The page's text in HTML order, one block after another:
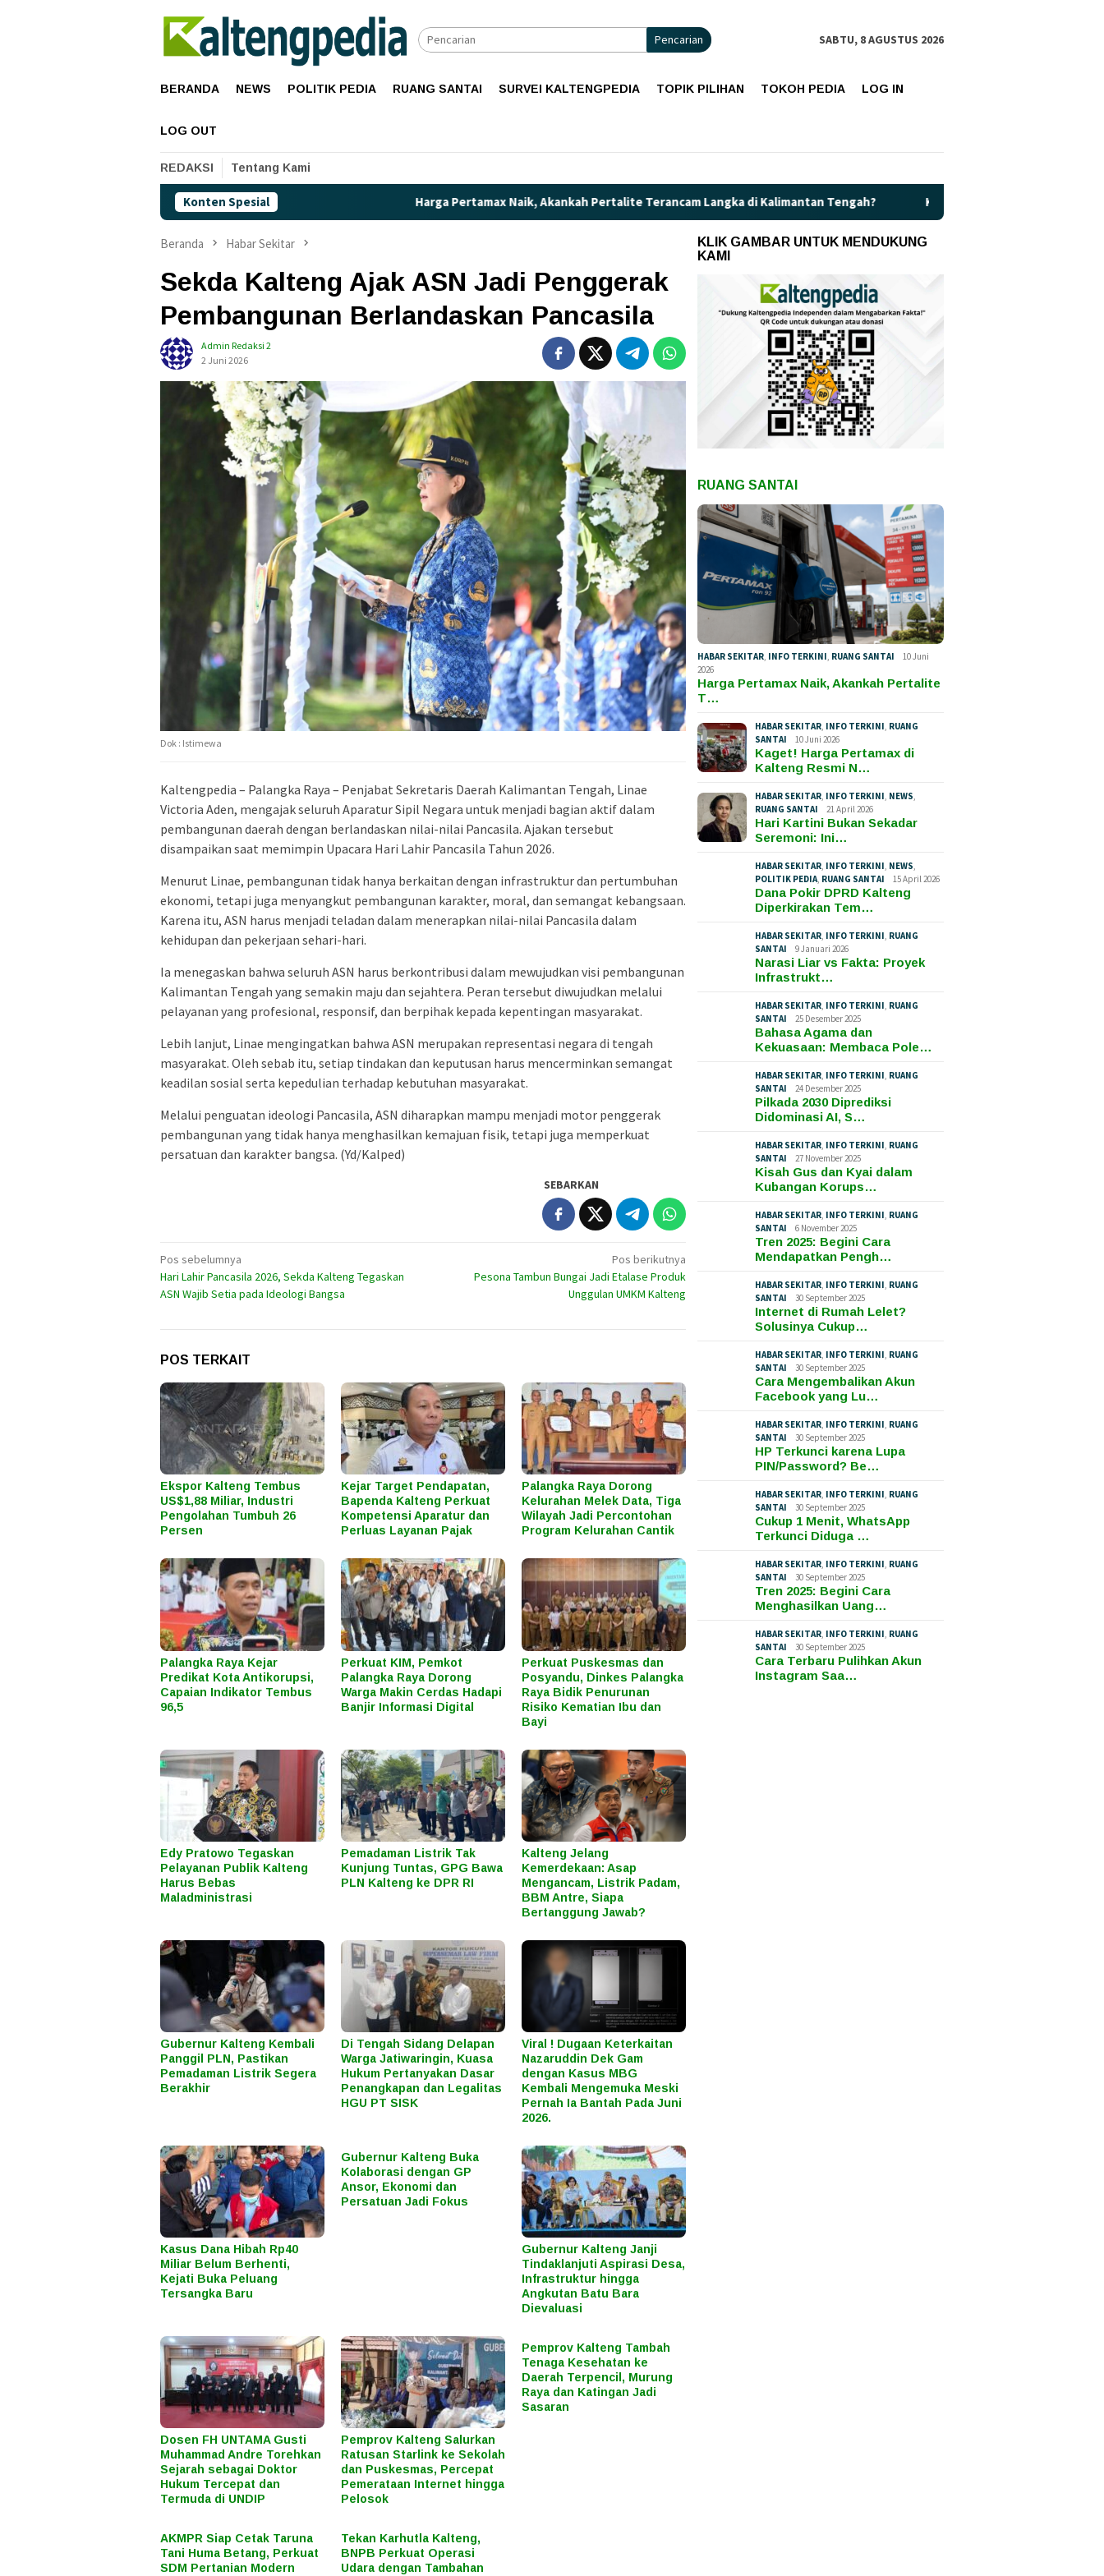
Pencarian SABTU, 8 AGUSTUS 2026
BERANDA NEWS POLITIK PEDIA RUANG SANTAI SURVEI KALTENGPEDIA TOPIK PILIHAN TOKOH PEDIA LOG IN
LOG OUT
REDAKSI Tentang Kami
Konten Spesial Harga Pertamax Naik, Akankah Pertalite Terancam Langka di Kalimantan Tengah? Kaget! Harga Pertamax di Kalteng Resmi Naik Jadi
Beranda Habar Sekitar
Sekda Kalteng Ajak ASN Jadi Penggerak
Pembangunan Berlandaskan Pancasila
Admin Redaksi 2
2 Juni 2026
Dok : Istimewa
Kaltengpedia – Palangka Raya – Penjabat Sekretaris Daerah Kalimantan Tengah, Linae
Victoria Aden, mengajak seluruh Aparatur Sipil Negara untuk menjadi bagian aktif dalam
pembangunan daerah dengan berlandaskan nilai-nilai Pancasila. Ajakan tersebut
disampaikan saat memimpin Upacara Hari Lahir Pancasila Tahun 2026.
Menurut Linae, pembangunan tidak hanya berkaitan dengan infrastruktur dan pertumbuhan
ekonomi, tetapi juga menyangkut pembangunan karakter, moral, dan semangat kebangsaan.
Karena itu, ASN harus menjadi teladan dalam menerapkan nilai-nilai Pancasila dalam
kehidupan dan pekerjaan sehari-hari.
Ia menegaskan bahwa seluruh ASN harus berkontribusi dalam mewujudkan visi pembangunan
Kalimantan Tengah yang semakin maju dan sejahtera. Peran tersebut diwujudkan melalui
pelayanan yang profesional, responsif, dan berpihak kepada kepentingan masyarakat.
Lebih lanjut, Linae mengingatkan bahwa ASN merupakan representasi negara di tengah
masyarakat. Oleh sebab itu, setiap tindakan dan keputusan harus mencerminkan semangat
keadilan sosial serta kepedulian terhadap kebutuhan masyarakat.
Melalui penguatan ideologi Pancasila, ASN diharapkan mampu menjadi motor penggerak
pembangunan yang tidak hanya menghasilkan kemajuan fisik, tetapi juga memperkuat
persatuan dan karakter bangsa. (Yd/Kalped)
SEBARKAN
Navigasi
pos
Pos sebelumnya
Hari Lahir Pancasila 2026, Sekda Kalteng Tegaskan
ASN Wajib Setia pada Ideologi Bangsa
Pos berikutnya
Pesona Tambun Bungai Jadi Etalase Produk
Unggulan UMKM Kalteng
POS TERKAIT
Ekspor Kalteng Tembus
US$1,88 Miliar, Industri
Pengolahan Tumbuh 26
Persen
Kejar Target Pendapatan,
Bapenda Kalteng Perkuat
Kompetensi Aparatur dan
Perluas Layanan Pajak
Palangka Raya Dorong
Kelurahan Melek Data, Tiga
Wilayah Jadi Percontohan
Program Kelurahan Cantik
Palangka Raya Kejar
Predikat Kota Antikorupsi,
Capaian Indikator Tembus
96,5
Perkuat KIM, Pemkot
Palangka Raya Dorong
Warga Makin Cerdas Hadapi
Banjir Informasi Digital
Perkuat Puskesmas dan
Posyandu, Dinkes Palangka
Raya Bidik Penurunan
Risiko Kematian Ibu dan
Bayi
Edy Pratowo Tegaskan
Pelayanan Publik Kalteng
Harus Bebas
Maladministrasi
Pemadaman Listrik Tak
Kunjung Tuntas, GPG Bawa
PLN Kalteng ke DPR RI
Kalteng Jelang
Kemerdekaan: Asap
Mengancam, Listrik Padam,
BBM Antre, Siapa
Bertanggung Jawab?
Gubernur Kalteng Kembali
Panggil PLN, Pastikan
Pemadaman Listrik Segera
Berakhir
Di Tengah Sidang Delapan
Warga Jatiwaringin, Kuasa
Hukum Pertanyakan Dasar
Penangkapan dan Legalitas
HGU PT SISK
Viral ! Dugaan Keterkaitan
Nazaruddin Dek Gam
dengan Kasus MBG
Kembali Mengemuka Meski
Pernah Ia Bantah Pada Juni
2026.
Kasus Dana Hibah Rp40
Miliar Belum Berhenti,
Kejati Buka Peluang
Tersangka Baru
Gubernur Kalteng Buka
Kolaborasi dengan GP
Ansor, Ekonomi dan
Persatuan Jadi Fokus
Gubernur Kalteng Janji
Tindaklanjuti Aspirasi Desa,
Infrastruktur hingga
Angkutan Batu Bara
Dievaluasi
Dosen FH UNTAMA Gusti
Muhammad Andre Torehkan
Sejarah sebagai Doktor
Hukum Tercepat dan
Termuda di UNDIP
Pemprov Kalteng Salurkan
Ratusan Starlink ke Sekolah
dan Puskesmas, Percepat
Pemerataan Internet hingga
Pelosok
Pemprov Kalteng Tambah
Tenaga Kesehatan ke
Daerah Terpencil, Murung
Raya dan Katingan Jadi
Sasaran
AKMPR Siap Cetak Taruna
Tani Huma Betang, Perkuat
SDM Pertanian Modern
Tekan Karhutla Kalteng,
BNPB Perkuat Operasi
Udara dengan Tambahan
KLIK GAMBAR UNTUK MENDUKUNG
KAMI
RUANG SANTAI
HABAR SEKITAR INFO TERKINI RUANG SANTAI
10 Juni
2026
Harga Pertamax Naik, Akankah Pertalite
T…
HABAR SEKITAR INFO TERKINI RUANG
SANTAI
10 Juni 2026
Kaget! Harga Pertamax di
Kalteng Resmi N…
HABAR SEKITAR INFO TERKINI NEWS
RUANG SANTAI
21 April 2026
Hari Kartini Bukan Sekadar
Seremoni: Ini…
HABAR SEKITAR INFO TERKINI NEWS
POLITIK PEDIA RUANG SANTAI 15 April 2026
Dana Pokir DPRD Kalteng
Diperkirakan Tem…
HABAR SEKITAR INFO TERKINI RUANG
SANTAI
9 Januari 2026
Narasi Liar vs Fakta: Proyek
Infrastrukt…
HABAR SEKITAR INFO TERKINI RUANG
SANTAI
25 Desember 2025
Bahasa Agama dan
Kekuasaan: Membaca Pole…
HABAR SEKITAR INFO TERKINI RUANG
SANTAI
24 Desember 2025
Pilkada 2030 Diprediksi
Didominasi AI, S…
HABAR SEKITAR INFO TERKINI RUANG
SANTAI
27 November 2025
Kisah Gus dan Kyai dalam
Kubangan Korups…
HABAR SEKITAR INFO TERKINI RUANG
SANTAI
6 November 2025
Tren 2025: Begini Cara
Mendapatkan Pengh…
HABAR SEKITAR INFO TERKINI RUANG
SANTAI
30 September 2025
Internet di Rumah Lelet?
Solusinya Cukup…
HABAR SEKITAR INFO TERKINI RUANG
SANTAI
30 September 2025
Cara Mengembalikan Akun
Facebook yang Lu…
HABAR SEKITAR INFO TERKINI RUANG
SANTAI
30 September 2025
HP Terkunci karena Lupa
PIN/Password? Be…
HABAR SEKITAR INFO TERKINI RUANG
SANTAI
30 September 2025
Cukup 1 Menit, WhatsApp
Terkunci Diduga …
HABAR SEKITAR INFO TERKINI RUANG
SANTAI
30 September 2025
Tren 2025: Begini Cara
Menghasilkan Uang…
HABAR SEKITAR INFO TERKINI RUANG
SANTAI
30 September 2025
Cara Terbaru Pulihkan Akun
Instagram Saa…